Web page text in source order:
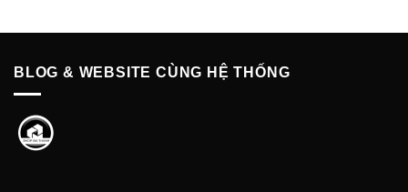
BLOG & WEBSITE CÙNG HỆ THỐNG